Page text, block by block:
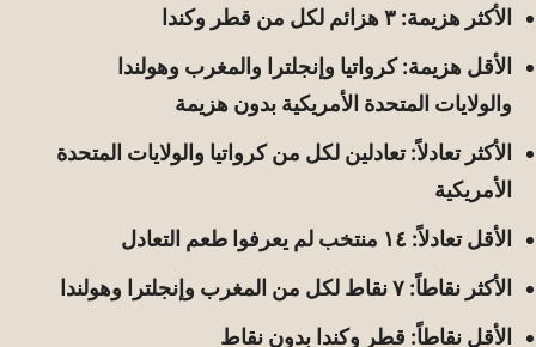
الأكثر هزيمة: ٣ هزائم لكل من قطر وكندا
الأقل هزيمة: كرواتيا وإنجلترا والمغرب وهولندا
والولايات المتحدة الأمريكية بدون هزيمة
الأكثر تعادلاً: تعادلين لكل من كرواتيا والولايات المتحدة
الأمريكية
الأقل تعادلاً: ١٤ منتخب لم يعرفوا طعم التعادل
الأكثر نقاطاً: ٧ نقاط لكل من المغرب وإنجلترا وهولندا
الأقل نقاطاً: قطر وكندا بدون نقاط